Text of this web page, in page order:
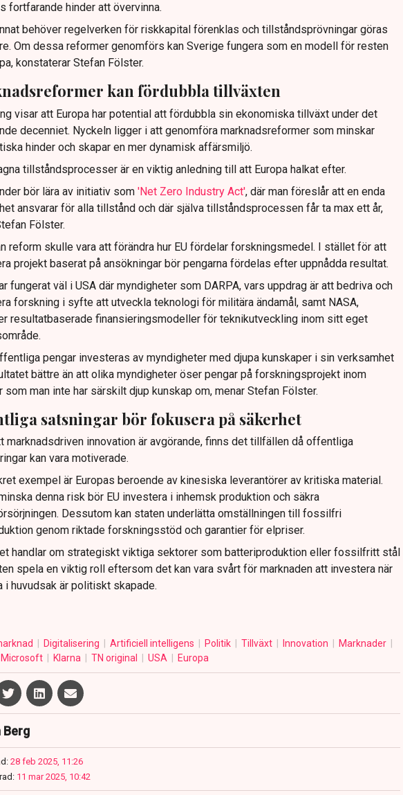
fortfarande hinder att övervinna.
behöver regelverken för riskkapital förenklas och tillståndsprövningar göras
Om dessa reformer genomförs kan Sverige fungera som en modell för resten
konstaterar Stefan Fölster.
kan fördubbla tillväxten
visar att Europa har potential att fördubbla sin ekonomiska tillväxt under det
decenniet. Nyckeln ligger i att genomföra marknadsreformer som minskar
hinder och skapar en mer dynamisk affärsmiljö.
tillståndsprocesser är en viktig anledning till att Europa halkat efter.
bör lära av initiativ som 'Net Zero Industry Act', där man föreslår att en enda
ansvarar för alla tillstånd och där själva tillståndsprocessen får ta max ett år,
Fölster.
reform skulle vara att förändra hur EU fördelar forskningsmedel. I stället för att
projekt baserat på ansökningar bör pengarna fördelas efter uppnådda resultat.
fungerat väl i USA där myndigheter som DARPA, vars uppdrag är att bedriva och
forskning i syfte att utveckla teknologi för militära ändamål, samt NASA,
resultatbaserade finansieringsmodeller för teknikutveckling inom sitt eget
pengar investeras av myndigheter med djupa kunskaper i sin verksamhet
bättre än att olika myndigheter öser pengar på forskningsprojekt inom
som man inte har särskilt djup kunskap om, menar Stefan Fölster.
satsningar bör fokusera på säkerhet
marknadsdriven innovation är avgörande, finns det tillfällen då offentliga
kan vara motiverade.
exempel är Europas beroende av kinesiska leverantörer av kritiska material.
denna risk bör EU investera i inhemsk produktion och säkra
Dessutom kan staten underlätta omställningen till fossilfri
genom riktade forskningsstöd och garantier för elpriser.
handlar om strategiskt viktiga sektorer som batteriproduktion eller fossilfritt stål
spela en viktig roll eftersom det kan vara svårt för marknaden att investera när
i huvudsak är politiskt skapade.
Digitalisering Artificiell intelligens Politik Tillväxt Innovation
Marknader
Microsoft Klarna TN original USA Europa
Berg
28 feb 2025, 11:26
11 mar 2025, 10:42